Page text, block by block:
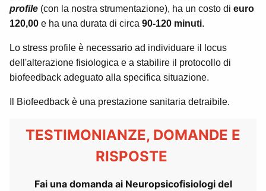
profile (con la nostra strumentazione), ha un costo di euro
120,00 e ha una durata di circa 90-120 minuti.
Lo stress profile è necessario ad individuare il locus
dell'alterazione fisiologica e a stabilire il protocollo di
biofeedback adeguato alla specifica situazione.
Il Biofeedback è una prestazione sanitaria detraibile.
TESTIMONIANZE, DOMANDE E
RISPOSTE
Fai una domanda ai Neuropsicofisiologi del